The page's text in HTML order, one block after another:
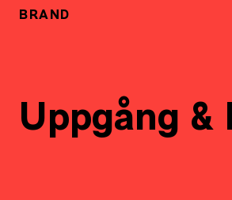
BRAND
Uppgång &